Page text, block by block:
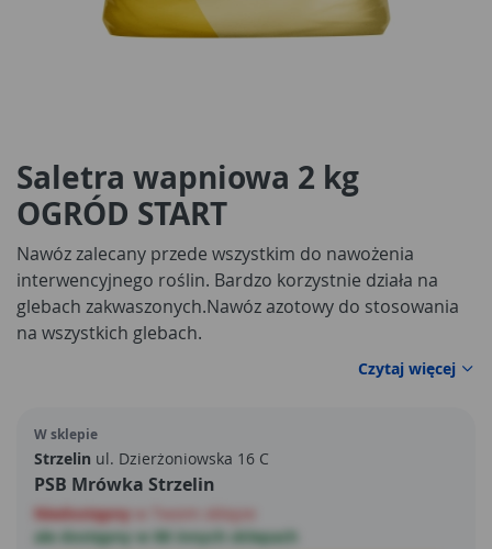
Saletra wapniowa 2 kg
OGRÓD START
Nawóz zalecany przede wszystkim do nawożenia
interwencyjnego roślin. Bardzo korzystnie działa na
glebach zakwaszonych.Nawóz azotowy do stosowania
na wszystkich glebach.
Czytaj więcej
W sklepie
Strzelin ul. Dzierżoniowska 16 C
PSB Mrówka Strzelin
Niedostępny
ale dostępny w 88 innych sklepach